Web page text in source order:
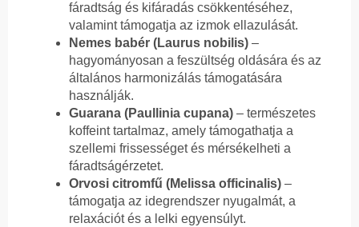
fáradtság és kifáradás csökkentéséhez,
valamint támogatja az izmok ellazulását.
Nemes babér (Laurus nobilis) –
hagyományosan a feszültség oldására és az
általános harmonizálás támogatására
használják.
Guarana (Paullinia cupana) – természetes
koffeint tartalmaz, amely támogathatja a
szellemi frissességet és mérsékelheti a
fáradtságérzetet.
Orvosi citromfű (Melissa officinalis) –
támogatja az idegrendszer nyugalmát, a
relaxációt és a lelki egyensúlyt.